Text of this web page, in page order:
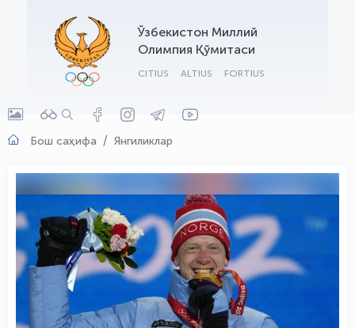
Ўзбекистон Миллий
Олимпия Қўмитаси
CITIUS ALTIUS FORTIUS
Бош саҳифа Янгиликлар
OLYMPCHIK AI - yordamchi
Онлайн · olympic.uz